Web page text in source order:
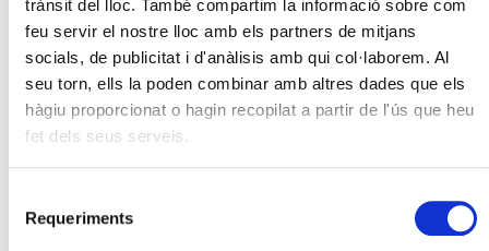
trànsit del lloc. També compartim la informació sobre com
feu servir el nostre lloc amb els partners de mitjans
socials, de publicitat i d'anàlisis amb qui col·laborem. Al
seu torn, ells la poden combinar amb altres dades que els
hàgiu proporcionat o hagin recopilat a partir de l'ús que heu
fet dels seus serveis.
Requeriments